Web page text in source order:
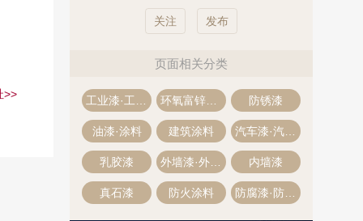
>>
发布
页面相关分类
防锈漆
油漆·涂料 建筑涂料 汽车漆·汽车油漆
乳胶漆 外墙漆·外墙涂料 内墙漆
真石漆 防火涂料 防腐漆·防腐涂料